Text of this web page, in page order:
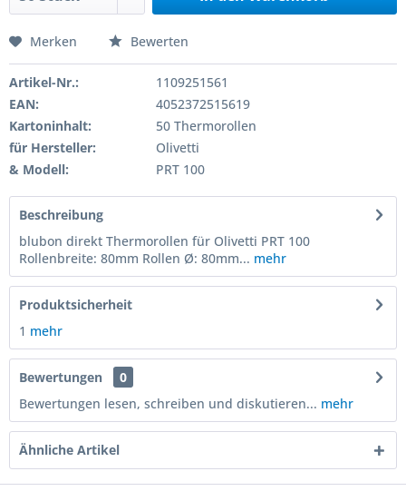
Merken Bewerten
Artikel-Nr.:
1109251561
EAN:
4052372515619
Kartoninhalt:
50 Thermorollen
für Hersteller:
Olivetti
& Modell:
PRT 100
Beschreibung
blubon direkt Thermorollen für Olivetti PRT 100
Rollenbreite: 80mm Rollen Ø: 80mm... mehr
Produktsicherheit
1 mehr
Bewertungen
0
Bewertungen lesen, schreiben und diskutieren... mehr
Ähnliche Artikel